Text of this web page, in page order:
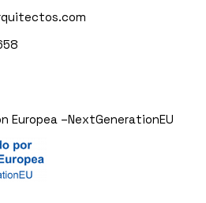
Europea –NextGenerationEU